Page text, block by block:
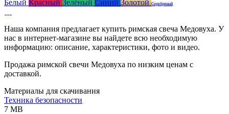
Белый Красный Зелёный Синий ЗолотойСеребряный
Наша компания предлагает купить римская свеча Медовуха. У
нас в интернет-магазине вы найдете всю необходимую
информацию: описание, характеристики, фото и видео.
Продажа римской свечи Медовуха по низким ценам с
доставкой.
Материалы для скачивания
Техника безопасности
7 MB